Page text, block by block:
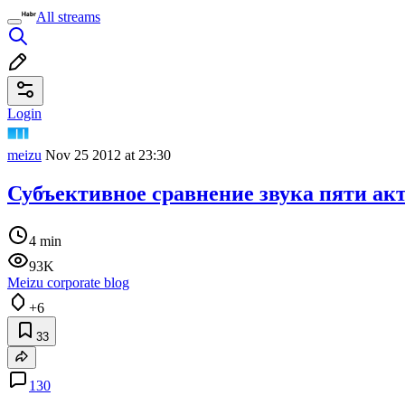
All streams
Login
meizu Nov 25 2012 at 23:30
Субъективное сравнение звука пяти
4 min
93K
Meizu corporate blog
+6
33
130